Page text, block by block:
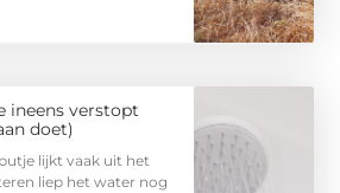
ineens verstopt
doet)
lijkt vaak uit het
liep het water nog